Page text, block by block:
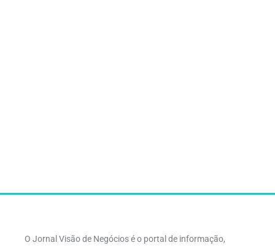
O Jornal Visão de Negócios é o portal de informação,